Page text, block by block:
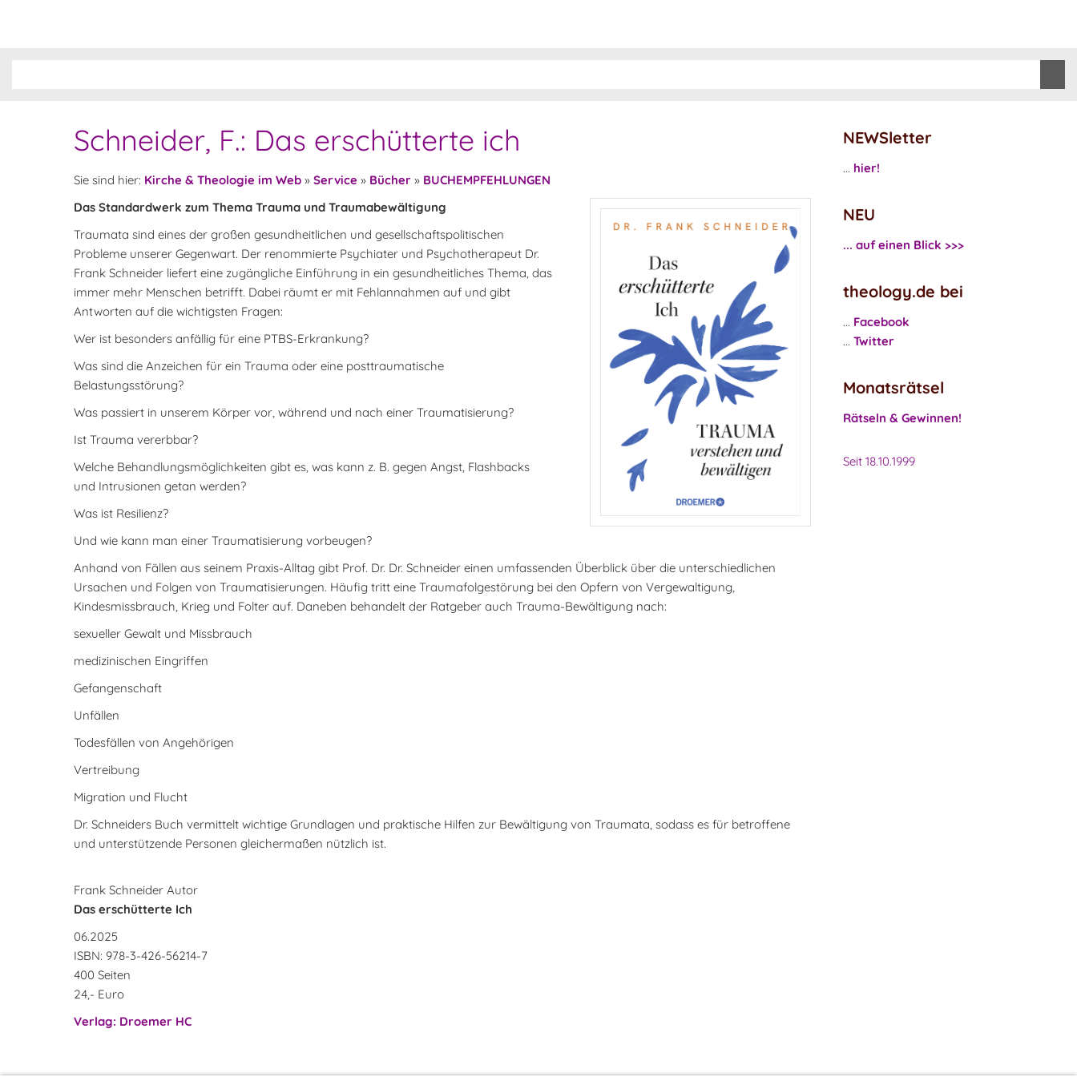
Schneider, F.: Das erschütterte ich
Sie sind hier: Kirche & Theologie im Web » Service » Bücher » BUCHEMPFEHLUNGEN
Das Standardwerk zum Thema Trauma und Traumabewältigung
Traumata sind eines der großen gesundheitlichen und gesellschaftspolitischen
Probleme unserer Gegenwart. Der renommierte Psychiater und Psychotherapeut Dr.
Frank Schneider liefert eine zugängliche Einführung in ein gesundheitliches Thema, das
immer mehr Menschen betrifft. Dabei räumt er mit Fehlannahmen auf und gibt
Antworten auf die wichtigsten Fragen:
Wer ist besonders anfällig für eine PTBS-Erkrankung?
Was sind die Anzeichen für ein Trauma oder eine posttraumatische
Belastungsstörung?
Was passiert in unserem Körper vor, während und nach einer Traumatisierung?
Ist Trauma vererbbar?
Welche Behandlungsmöglichkeiten gibt es, was kann z. B. gegen Angst, Flashbacks
und Intrusionen getan werden?
Was ist Resilienz?
Und wie kann man einer Traumatisierung vorbeugen?
Anhand von Fällen aus seinem Praxis-Alltag gibt Prof. Dr. Dr. Schneider einen umfassenden Überblick über die unterschiedlichen
Ursachen und Folgen von Traumatisierungen. Häufig tritt eine Traumafolgestörung bei den Opfern von Vergewaltigung,
Kindesmissbrauch, Krieg und Folter auf. Daneben behandelt der Ratgeber auch Trauma-Bewältigung nach:
sexueller Gewalt und Missbrauch
medizinischen Eingriffen
Gefangenschaft
Unfällen
Todesfällen von Angehörigen
Vertreibung
Migration und Flucht
Dr. Schneiders Buch vermittelt wichtige Grundlagen und praktische Hilfen zur Bewältigung von Traumata, sodass es für betroffene
und unterstützende Personen gleichermaßen nützlich ist.
Frank Schneider Autor
Das erschütterte Ich
06.2025
ISBN: 978-3-426-56214-7
400 Seiten
24,- Euro
Verlag: Droemer HC
NEWSletter
... hier!
NEU
... auf einen Blick >>>
theology.de bei
... Facebook
... Twitter
Monatsrätsel
Rätseln & Gewinnen!
Seit 18.10.1999